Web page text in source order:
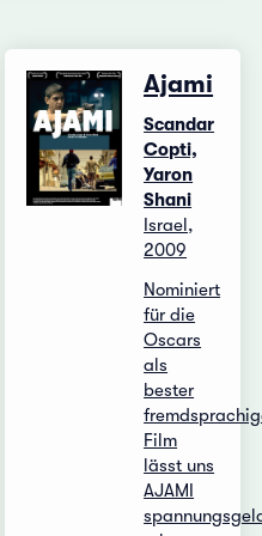
Ajami
Scandar
Copti,
Yaron
Shani
Israel,
2009
Nominiert
für die
Oscars
als
bester
Film
lässt uns
AJAMI